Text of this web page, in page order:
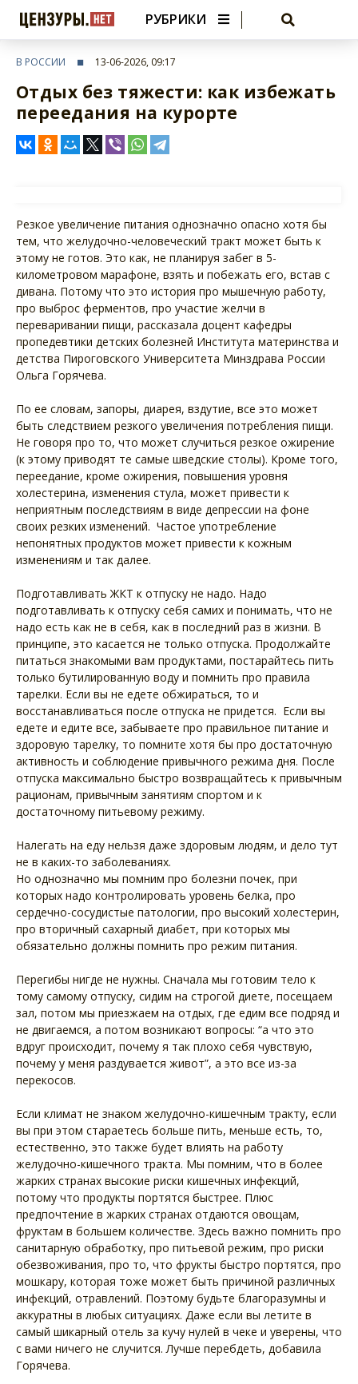
РУБРИКИ
В РОССИИ 13-06-2026, 09:17
Отдых без тяжести: как избежать
переедания на курорте
Резкое увеличение питания однозначно опасно хотя бы
тем, что желудочно-человеческий тракт может быть к
этому не готов. Это как, не планируя забег в 5-
километровом марафоне, взять и побежать его, встав с
дивана. Потому что это история про мышечную работу,
про выброс ферментов, про участие желчи в
переваривании пищи, рассказала доцент кафедры
пропедевтики детских болезней Института материнства и
детства Пироговского Университета Минздрава России
Ольга Горячева.
По ее словам, запоры, диарея, вздутие, все это может
быть следствием резкого увеличения потребления пищи.
Не говоря про то, что может случиться резкое ожирение
(к этому приводят те самые шведские столы). Кроме того,
переедание, кроме ожирения, повышения уровня
холестерина, изменения стула, может привести к
неприятным последствиям в виде депрессии на фоне
своих резких изменений. Частое употребление
непонятных продуктов может привести к кожным
изменениям и так далее.
Подготавливать ЖКТ к отпуску не надо. Надо
подготавливать к отпуску себя самих и понимать, что не
надо есть как не в себя, как в последний раз в жизни. В
принципе, это касается не только отпуска. Продолжайте
питаться знакомыми вам продуктами, постарайтесь пить
только бутилированную воду и помнить про правила
тарелки. Если вы не едете обжираться, то и
восстанавливаться после отпуска не придется. Если вы
едете и едите все, забываете про правильное питание и
здоровую тарелку, то помните хотя бы про достаточную
активность и соблюдение привычного режима дня. После
отпуска максимально быстро возвращайтесь к привычным
рационам, привычным занятиям спортом и к
достаточному питьевому режиму.
Налегать на еду нельзя даже здоровым людям, и дело тут
не в каких-то заболеваниях.
Но однозначно мы помним про болезни почек, при
которых надо контролировать уровень белка, про
сердечно-сосудистые патологии, про высокий холестерин,
про вторичный сахарный диабет, при которых мы
обязательно должны помнить про режим питания.
Перегибы нигде не нужны. Сначала мы готовим тело к
тому самому отпуску, сидим на строгой диете, посещаем
зал, потом мы приезжаем на отдых, где едим все подряд и
не двигаемся, а потом возникают вопросы: “а что это
вдруг происходит, почему я так плохо себя чувствую,
почему у меня раздувается живот”, а это все из-за
перекосов.
Если климат не знаком желудочно-кишечным тракту, если
вы при этом стараетесь больше пить, меньше есть, то,
естественно, это также будет влиять на работу
желудочно-кишечного тракта. Мы помним, что в более
жарких странах высокие риски кишечных инфекций,
потому что продукты портятся быстрее. Плюс
предпочтение в жарких странах отдаются овощам,
фруктам в большем количестве. Здесь важно помнить про
санитарную обработку, про питьевой режим, про риски
обезвоживания, про то, что фрукты быстро портятся, про
мошкару, которая тоже может быть причиной различных
инфекций, отравлений. Поэтому будьте благоразумны и
аккуратны в любых ситуациях. Даже если вы летите в
самый шикарный отель за кучу нулей в чеке и уверены, что
с вами ничего не случится. Лучше перебдеть, добавила
Горячева.